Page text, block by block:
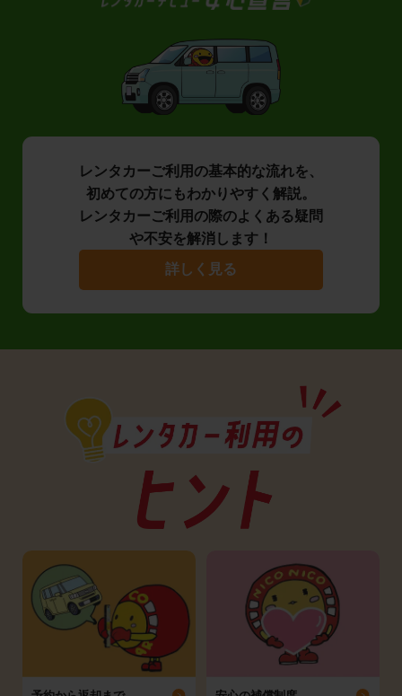
レンタカーご利用の基本的な流れを、
初めての方にもわかりやすく解説。
レンタカーご利用の際のよくある疑問
や不安を解消します！
詳しく見る